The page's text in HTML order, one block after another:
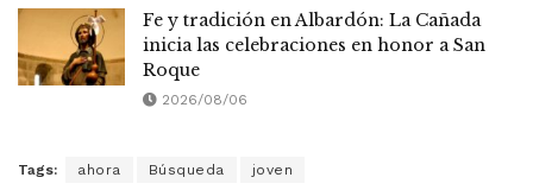
Fe y tradición en Albardón: La Cañada
inicia las celebraciones en honor a San
Roque
2026/08/06
Tags: ahora Búsqueda joven